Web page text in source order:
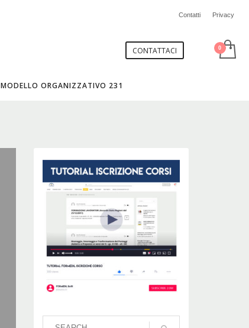
Contatti Privacy
CONTATTACI
MODELLO ORGANIZZATIVO 231